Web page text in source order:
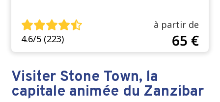
4.6/5 (223)
à partir de
65 €
Visiter Stone Town, la
capitale animée du Zanzibar